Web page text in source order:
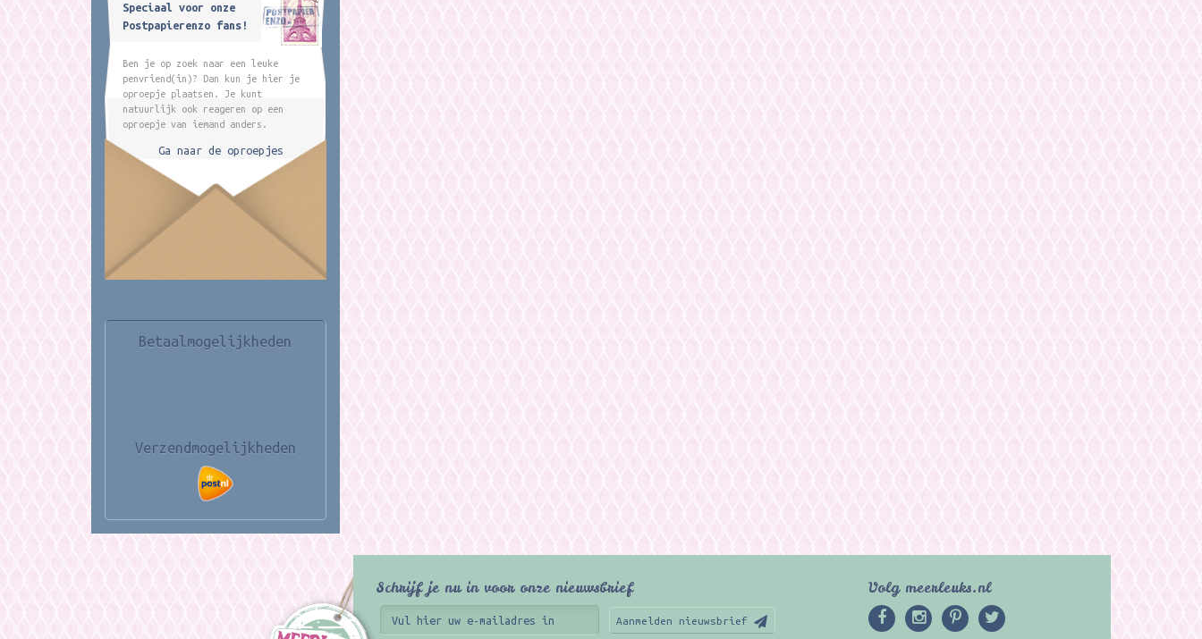
Speciaal voor onze
Postpapierenzo fans!
Ben je op zoek naar een leuke
penvriend(in)? Dan kun je hier je
oproepje plaatsen. Je kunt
natuurlijk ook reageren op een
oproepje van iemand anders.
Ga naar de oproepjes
Betaalmogelijkheden
Verzendmogelijkheden
Schrijf je nu in voor onze nieuwsbrief
Aanmelden nieuwsbrief
Volg meerleuks.nl